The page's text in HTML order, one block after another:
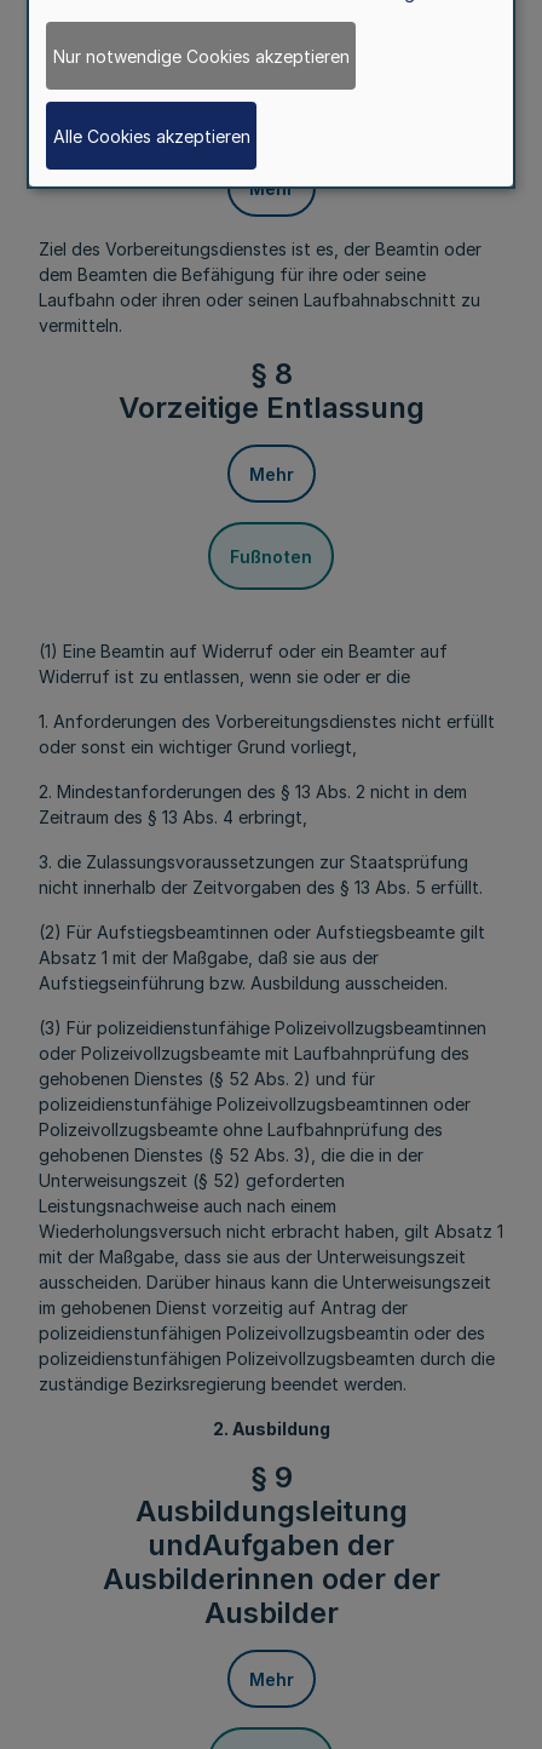
ein Votum der Fachhochschule für öffentliche Verwaltung
(Fachhochschule) beizufügen.
§ 7 Ziel
Mehr
Ziel des Vorbereitungsdienstes ist es, der Beamtin oder
dem Beamten die Befähigung für ihre oder seine
Laufbahn oder ihren oder seinen Laufbahnabschnitt zu
vermitteln.
§ 8
Vorzeitige Entlassung
Mehr
Fußnoten
(1) Eine Beamtin auf Widerruf oder ein Beamter auf
Widerruf ist zu entlassen, wenn sie oder er die
1. Anforderungen des Vorbereitungsdienstes nicht erfüllt
oder sonst ein wichtiger Grund vorliegt,
2. Mindestanforderungen des § 13 Abs. 2 nicht in dem
Zeitraum des § 13 Abs. 4 erbringt,
3. die Zulassungsvoraussetzungen zur Staatsprüfung
nicht innerhalb der Zeitvorgaben des § 13 Abs. 5 erfüllt.
(2) Für Aufstiegsbeamtinnen oder Aufstiegsbeamte gilt
Absatz 1 mit der Maßgabe, daß sie aus der
Aufstiegseinführung bzw. Ausbildung ausscheiden.
(3) Für polizeidienstunfähige Polizeivollzugsbeamtinnen
oder Polizeivollzugsbeamte mit Laufbahnprüfung des
gehobenen Dienstes (§ 52 Abs. 2) und für
polizeidienstunfähige Polizeivollzugsbeamtinnen oder
Polizeivollzugsbeamte ohne Laufbahnprüfung des
gehobenen Dienstes (§ 52 Abs. 3), die die in der
Unterweisungszeit (§ 52) geforderten
Leistungsnachweise auch nach einem
Wiederholungsversuch nicht erbracht haben, gilt Absatz 1
mit der Maßgabe, dass sie aus der Unterweisungszeit
ausscheiden. Darüber hinaus kann die Unterweisungszeit
im gehobenen Dienst vorzeitig auf Antrag der
polizeidienstunfähigen Polizeivollzugsbeamtin oder des
polizeidienstunfähigen Polizeivollzugsbeamten durch die
zuständige Bezirksregierung beendet werden.
2. Ausbildung
§ 9
Ausbildungsleitung
undAufgaben der
Ausbilderinnen oder der
Ausbilder
Mehr
Nur notwendige Cookies akzeptieren
Alle Cookies akzeptieren